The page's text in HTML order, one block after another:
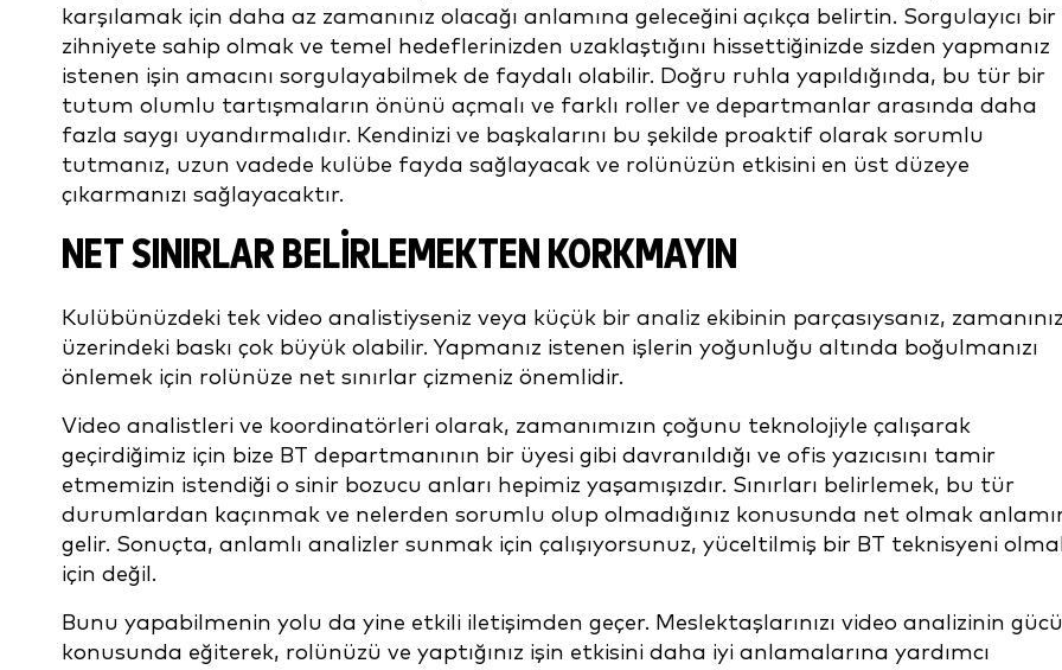
karşılamak için daha az zamanınız olacağı anlamına geleceğini açıkça belirtin. Sorgulayıcı bir
zihniyete sahip olmak ve temel hedeflerinizden uzaklaştığını hissettiğinizde sizden yapmanız
istenen işin amacını sorgulayabilmek de faydalı olabilir. Doğru ruhla yapıldığında, bu tür bir
tutum olumlu tartışmaların önünü açmalı ve farklı roller ve departmanlar arasında daha
fazla saygı uyandırmalıdır. Kendinizi ve başkalarını bu şekilde proaktif olarak sorumlu
tutmanız, uzun vadede kulübe fayda sağlayacak ve rolünüzün etkisini en üst düzeye
çıkarmanızı sağlayacaktır.
NET SINIRLAR BELIRLEMEKTEN KORKMAYIN
Kulübünüzdeki tek video analistiyseniz veya küçük bir analiz ekibinin parçasıysanız, zamanınız
üzerindeki baskı çok büyük olabilir. Yapmanız istenen işlerin yoğunluğu altında boğulmanızı
önlemek için rolünüze net sınırlar çizmeniz önemlidir.
Video analistleri ve koordinatörleri olarak, zamanımızın çoğunu teknolojiyle çalışarak
geçirdiğimiz için bize BT departmanının bir üyesi gibi davranıldığı ve ofis yazıcısını tamir
etmemizin istendiği o sinir bozucu anları hepimiz yaşamışızdır. Sınırları belirlemek, bu tür
durumlardan kaçınmak ve nelerden sorumlu olup olmadığınız konusunda net olmak
gelir. Sonuçta, anlamlı analizler sunmak için çalışıyorsunuz, yüceltilmiş bir BT teknisyeni
için değil.
Bunu yapabilmenin yolu da yine etkili iletişimden geçer. Meslektaşlarınızı video analizinin gücü
konusunda eğiterek, rolünüzü ve yaptığınız işin etkisini daha iyi anlamalarına yardımcı